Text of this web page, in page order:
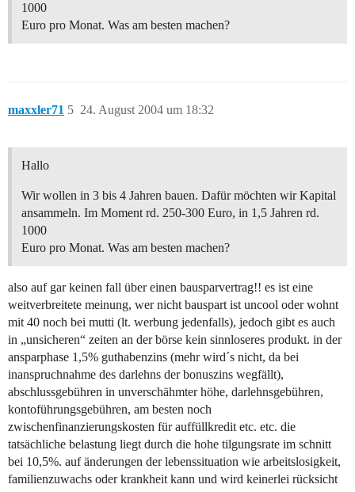
1000
Euro pro Monat. Was am besten machen?
maxxler71 24. August 2004 um 18:32
5
Hallo
Wir wollen in 3 bis 4 Jahren bauen. Dafür möchten wir Kapital
ansammeln. Im Moment rd. 250-300 Euro, in 1,5 Jahren rd.
1000
Euro pro Monat. Was am besten machen?
also auf gar keinen fall über einen bausparvertrag!! es ist eine
weitverbreitete meinung, wer nicht bauspart ist uncool oder wohnt
mit 40 noch bei mutti (lt. werbung jedenfalls), jedoch gibt es auch
in „unsicheren“ zeiten an der börse kein sinnloseres produkt. in der
ansparphase 1,5% guthabenzins (mehr wird´s nicht, da bei
inanspruchnahme des darlehns der bonuszins wegfällt),
abschlussgebühren in unverschähmter höhe, darlehnsgebühren,
kontoführungsgebühren, am besten noch
zwischenfinanzierungskosten für auffüllkredit etc. etc. die
tatsächliche belastung liegt durch die hohe tilgungsrate im schnitt
bei 10,5%. auf änderungen der lebenssituation wie arbeitslosigkeit,
familienzuwachs oder krankheit kann und wird keinerlei rücksicht